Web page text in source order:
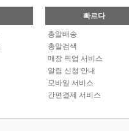
빠르다
총알배송
총알검색
매장 픽업 서비스
알림 신청 안내
모바일 서비스
간편결제 서비스